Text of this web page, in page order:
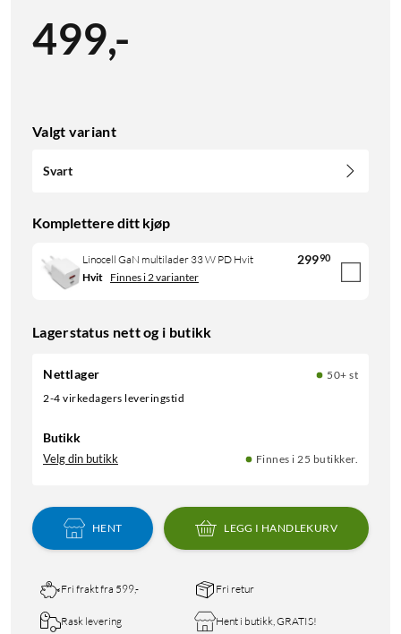
499,-
Valgt variant
Svart
Komplettere ditt kjøp
Linocell GaN multilader 33 W PD Hvit 29990
Hvit Finnes i 2 varianter
Lagerstatus nett og i butikk
Nettlager
50+ st
2-4 virkedagers leveringstid
Butikk
Velg din butikk Finnes i 25 butikker.
HENT LEGG I HANDLEKURV
Fri frakt fra 599,- Fri retur
Rask levering Hent i butikk, GRATIS!